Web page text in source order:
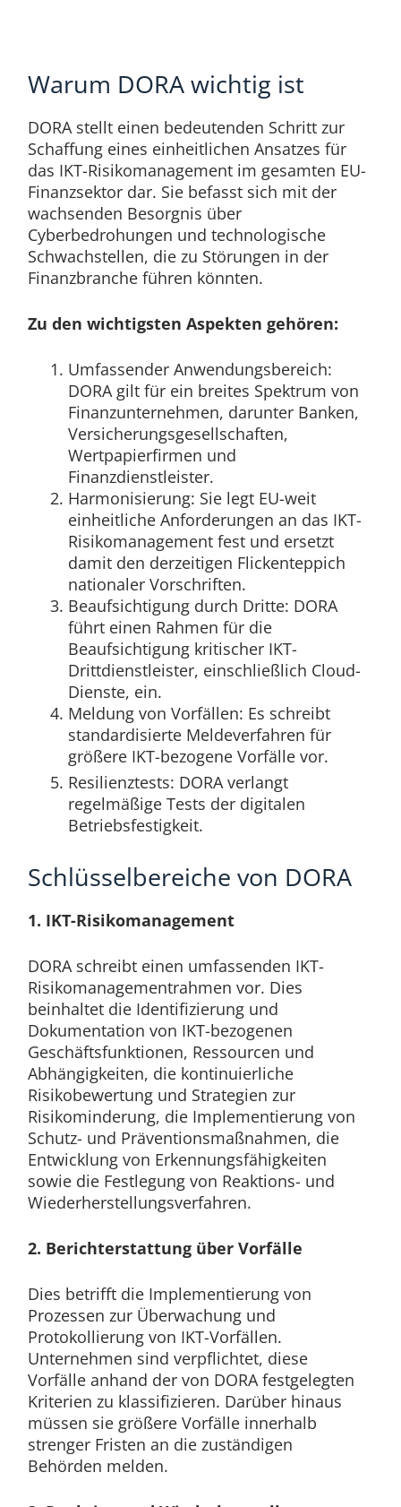
Warum DORA wichtig ist
DORA stellt einen bedeutenden Schritt zur
Schaffung eines einheitlichen Ansatzes für
das IKT-Risikomanagement im gesamten EU-
Finanzsektor dar. Sie befasst sich mit der
wachsenden Besorgnis über
Cyberbedrohungen und technologische
Schwachstellen, die zu Störungen in der
Finanzbranche führen könnten.
Zu den wichtigsten Aspekten gehören:
Umfassender Anwendungsbereich:
DORA gilt für ein breites Spektrum von
Finanzunternehmen, darunter Banken,
Versicherungsgesellschaften,
Wertpapierfirmen und
Finanzdienstleister.
Harmonisierung: Sie legt EU-weit
einheitliche Anforderungen an das IKT-
Risikomanagement fest und ersetzt
damit den derzeitigen Flickenteppich
nationaler Vorschriften.
Beaufsichtigung durch Dritte: DORA
führt einen Rahmen für die
Beaufsichtigung kritischer IKT-
Drittdienstleister, einschließlich Cloud-
Dienste, ein.
Meldung von Vorfällen: Es schreibt
standardisierte Meldeverfahren für
größere IKT-bezogene Vorfälle vor.
Resilienztests: DORA verlangt
regelmäßige Tests der digitalen
Betriebsfestigkeit.
Schlüsselbereiche von DORA
1. IKT-Risikomanagement
DORA schreibt einen umfassenden IKT-
Risikomanagementrahmen vor. Dies
beinhaltet die Identifizierung und
Dokumentation von IKT-bezogenen
Geschäftsfunktionen, Ressourcen und
Abhängigkeiten, die kontinuierliche
Risikobewertung und Strategien zur
Risikominderung, die Implementierung von
Schutz- und Präventionsmaßnahmen, die
Entwicklung von Erkennungsfähigkeiten
sowie die Festlegung von Reaktions- und
Wiederherstellungsverfahren.
2. Berichterstattung über Vorfälle
Dies betrifft die Implementierung von
Prozessen zur Überwachung und
Protokollierung von IKT-Vorfällen.
Unternehmen sind verpflichtet, diese
Vorfälle anhand der von DORA festgelegten
Kriterien zu klassifizieren. Darüber hinaus
müssen sie größere Vorfälle innerhalb
strenger Fristen an die zuständigen
Behörden melden.